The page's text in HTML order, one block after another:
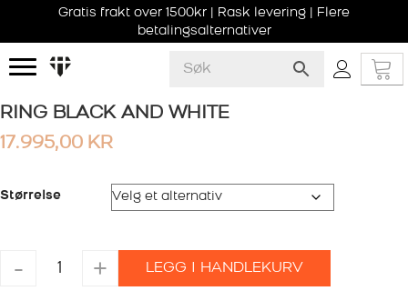
Gratis frakt over 1500kr | Rask levering | Flere
betalingsalternativer
RING BLACK AND WHITE
17.995,00 KR
Størrelse
-
RING
BLACK
+ LEGG I HANDLEKURV